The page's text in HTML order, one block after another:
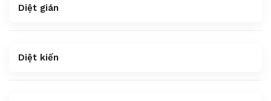
Diệt gián
Diệt kiến